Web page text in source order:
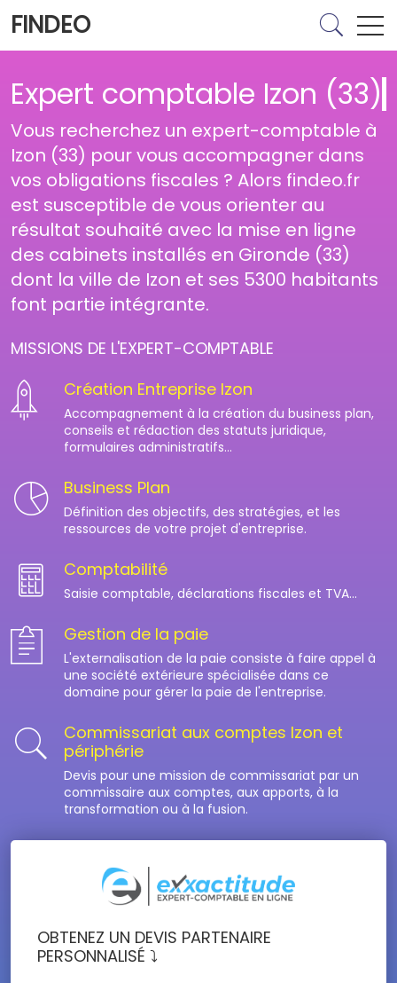
FINDEO
Expert comptable Izon (33)
Vous recherchez un expert-comptable à
Izon (33) pour vous accompagner dans
vos obligations fiscales ? Alors findeo.fr
est susceptible de vous orienter au
résultat souhaité avec la mise en ligne
des cabinets installés en Gironde (33)
dont la ville de Izon et ses 5300 habitants
font partie intégrante.
MISSIONS DE L'EXPERT-COMPTABLE
Création Entreprise Izon
Accompagnement à la création du business plan,
conseils et rédaction des statuts juridique,
formulaires administratifs...
Business Plan
Définition des objectifs, des stratégies, et les
ressources de votre projet d'entreprise.
Comptabilité
Saisie comptable, déclarations fiscales et TVA...
Gestion de la paie
L'externalisation de la paie consiste à faire appel à
une société extérieure spécialisée dans ce
domaine pour gérer la paie de l'entreprise.
Commissariat aux comptes Izon et
périphérie
Devis pour une mission de commissariat par un
commissaire aux comptes, aux apports, à la
transformation ou à la fusion.
OBTENEZ UN DEVIS PARTENAIRE
PERSONNALISÉ ⤵️